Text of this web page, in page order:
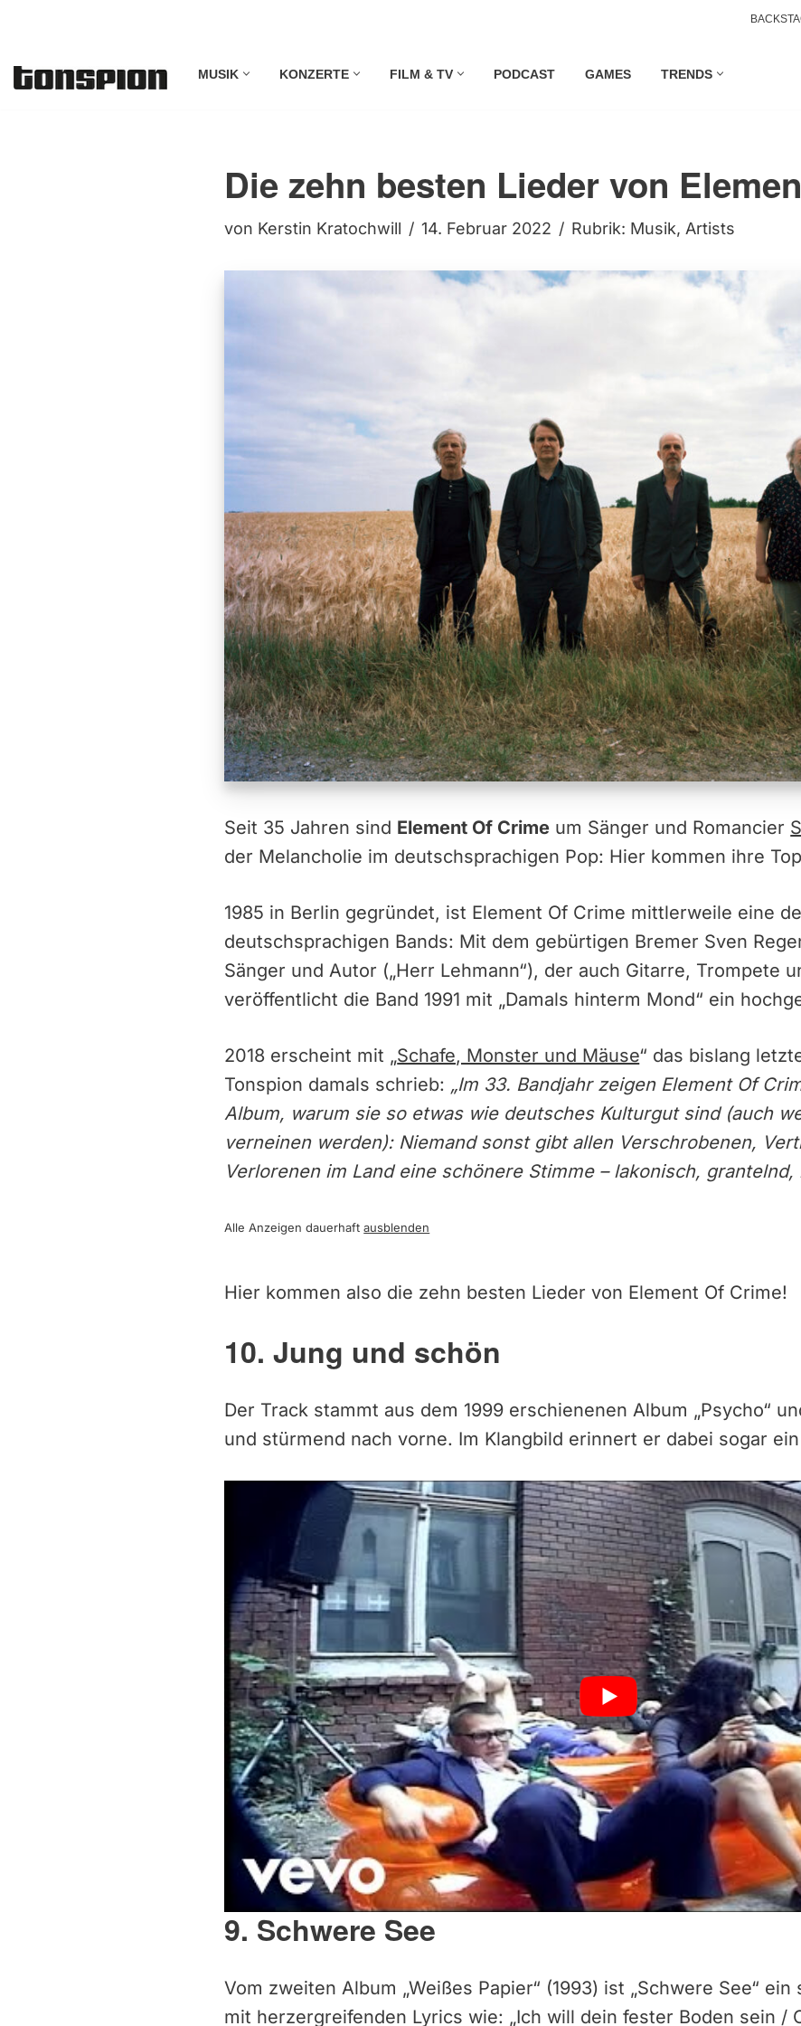
Inhalt
MUSIK KONZERTE FILM & TV PODCAST GAMES TRENDS
Die zehn besten Lieder von
von Kerstin Kratochwill 14. Februar 2022 Rubrik: Musik, Artists
Seit 35 Jahren sind Element Of Crime um Sänger und Romancier
der Melancholie im deutschsprachigen Pop: Hier kommen ihre
1985 in Berlin gegründet, ist Element Of Crime mittlerweile eine
deutschsprachigen Bands: Mit dem gebürtigen Bremer Sven
Sänger und Autor („Herr Lehmann“), der auch Gitarre, Trompete
veröffentlicht die Band 1991 mit „Damals hinterm Mond“ ein
2018 erscheint mit „Schafe, Monster und Mäuse“ das bislang
Tonspion damals schrieb: „Im 33. Bandjahr zeigen Element Of
Album, warum sie so etwas wie deutsches Kulturgut sind (auch
verneinen werden): Niemand sonst gibt allen Verschrobenen,
Verlorenen im Land eine schönere Stimme – lakonisch, grantelnd,
Alle Anzeigen dauerhaftausblenden
Hier kommen also die zehn besten Lieder von Element Of Crime!
10. Jung und schön
Der Track stammt aus dem 1999 erschienenen Album „Psycho“
und stürmend nach vorne. Im Klangbild erinnert er dabei sogar
9. Schwere See
Vom zweiten Album „Weißes Papier“ (1993) ist „Schwere See“
mit herzergreifenden Lyrics wie: „Ich will dein fester Boden sein /